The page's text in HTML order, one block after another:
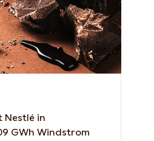
Nestlé in
GWh Windstrom